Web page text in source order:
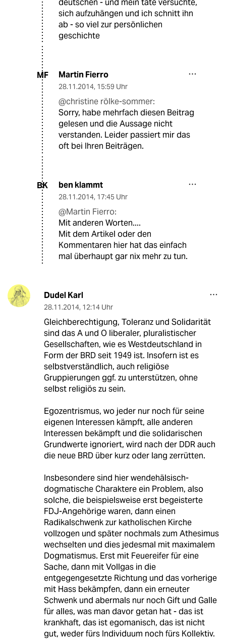
deutschen - und mein tate versuchte,
sich aufzuhängen und ich schnitt ihn
ab - so viel zur persönlichen
geschichte
MF Martin Fierro
28.11.2014, 15:59 Uhr
@christine rölke-sommer:
Sorry, habe mehrfach diesen Beitrag
gelesen und die Aussage nicht
verstanden. Leider passiert mir das
oft bei Ihren Beiträgen.
BK ben klammt
28.11.2014, 17:45 Uhr
@Martin Fierro:
Mit anderen Worten....
Mit dem Artikel oder den
Kommentaren hier hat das einfach
mal überhaupt gar nix mehr zu tun.
Dudel Karl
28.11.2014, 12:14 Uhr
Gleichberechtigung, Toleranz und Solidarität
sind das A und O liberaler, pluralistischer
Gesellschaften, wie es Westdeutschland in
Form der BRD seit 1949 ist. Insofern ist es
selbstverständlich, auch religiöse
Gruppierungen ggf. zu unterstützen, ohne
selbst religiös zu sein.
Egozentrismus, wo jeder nur noch für seine
eigenen Interessen kämpft, alle anderen
Interessen bekämpft und die solidarischen
Grundwerte ignoriert, wird nach der DDR auch
die neue BRD über kurz oder lang zerrütten.
Insbesondere sind hier wendehälsisch-
dogmatische Charaktere ein Problem, also
solche, die beispielsweise erst begeisterte
FDJ-Angehörige waren, dann einen
Radikalschwenk zur katholischen Kirche
vollzogen und später nochmals zum Athesimus
wechselten und dies jedesmal mit maximalem
Dogmatismus. Erst mit Feuereifer für eine
Sache, dann mit Vollgas in die
entgegengesetzte Richtung und das vorherige
mit Hass bekämpfen, dann ein erneuter
Schwenk und abermals nur noch Gift und Galle
für alles, was man davor getan hat - das ist
krankhaft, das ist egomanisch, das ist nicht
gut, weder fürs Individuum noch fürs Kollektiv.